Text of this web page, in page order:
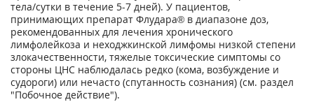
тела/сутки в течение 5-7 дней). У пациентов,
принимающих препарат Флудара® в диапазоне доз,
рекомендованных для лечения хронического
лимфолейкоза и неходжкинской лимфомы низкой степени
злокачественности, тяжелые токсические симптомы со
стороны ЦНС наблюдалась редко (кома, возбуждение и
судороги) или нечасто (спутанность сознания) (см. раздел
"Побочное действие").